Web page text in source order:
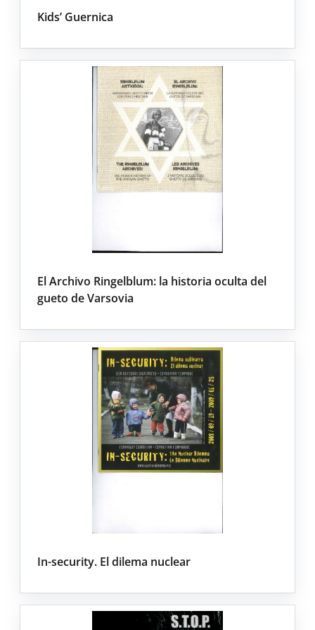
Kids’ Guernica
El Archivo Ringelblum: la historia oculta del
gueto de Varsovia
In-security. El dilema nuclear